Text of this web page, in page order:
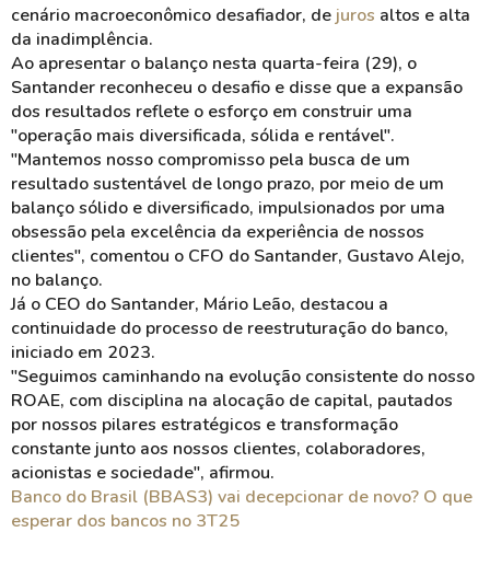
cenário macroeconômico desafiador, de juros altos e alta
da inadimplência.
Ao apresentar o balanço nesta quarta-feira (29), o
Santander reconheceu o desafio e disse que a expansão
dos resultados reflete o esforço em construir uma
"operação mais diversificada, sólida e rentável".
"Mantemos nosso compromisso pela busca de um
resultado sustentável de longo prazo, por meio de um
balanço sólido e diversificado, impulsionados por uma
obsessão pela excelência da experiência de nossos
clientes", comentou o CFO do Santander, GustavoAlejo,
no balanço.
Já o CEO do Santander, Mário Leão, destacou a
continuidade do processo de reestruturação do banco,
iniciado em 2023.
"Seguimos caminhando na evolução consistente do nosso
ROAE, com disciplina na alocação de capital, pautados
por nossos pilares estratégicos e transformação
constante junto aos nossos clientes, colaboradores,
acionistas e sociedade", afirmou.
Banco do Brasil (BBAS3) vai decepcionar de novo? O que
esperar dos bancos no 3T25